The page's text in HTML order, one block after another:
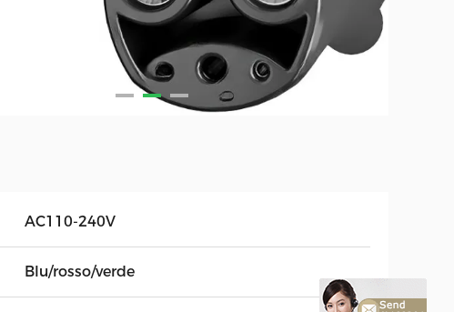
AC110-240V
Blu/rosso/verde